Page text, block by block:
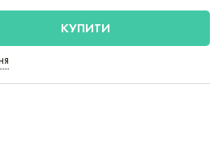
КУПИТИ